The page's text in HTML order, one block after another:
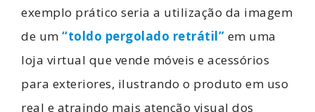
exemplo prático seria a utilização da imagem
de um “toldo pergolado retrátil” em uma
loja virtual que vende móveis e acessórios
para exteriores, ilustrando o produto em uso
real e atraindo mais atenção visual dos